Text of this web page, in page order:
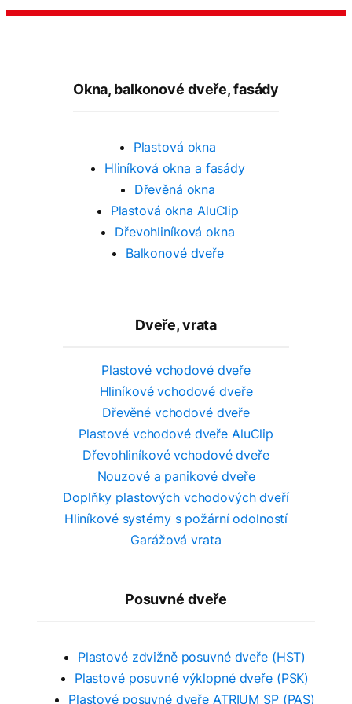
Okna, balkonové dveře, fasády
Plastová okna
Hliníková okna a fasády
Dřevěná okna
Plastová okna AluClip
Dřevohliníková okna
Balkonové dveře
Dveře, vrata
Plastové vchodové dveře
Hliníkové vchodové dveře
Dřevěné vchodové dveře
Plastové vchodové dveře AluClip
Dřevohliníkové vchodové dveře
Nouzové a panikové dveře
Doplňky plastových vchodových dveří
Hliníkové systémy s požární odolností
Garážová vrata
Posuvné dveře
Plastové zdvižně posuvné dveře (HST)
Plastové posuvné výklopné dveře (PSK)
Plastové posuvné dveře ATRIUM SP (PAS)